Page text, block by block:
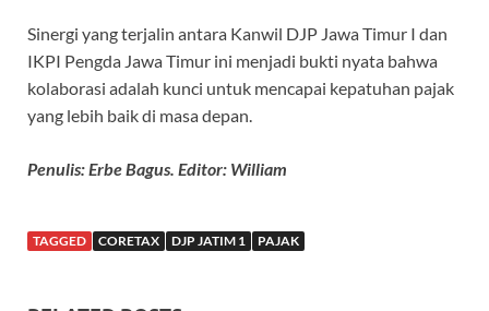
Sinergi yang terjalin antara Kanwil DJP Jawa Timur I dan
IKPI Pengda Jawa Timur ini menjadi bukti nyata bahwa
kolaborasi adalah kunci untuk mencapai kepatuhan pajak
yang lebih baik di masa depan.
Penulis: Erbe Bagus. Editor: William
TAGGED CORETAX DJP JATIM 1 PAJAK